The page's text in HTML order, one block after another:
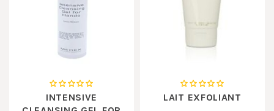
INTENSIVE
LAIT EXFOLIANT